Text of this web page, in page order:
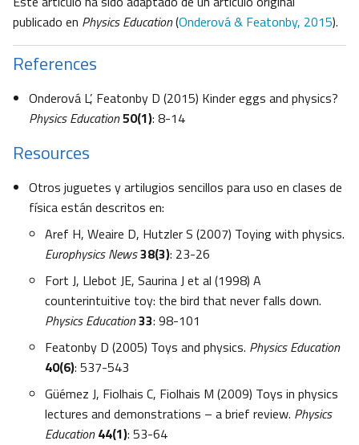
publicado en Physics Education(Onderová & Featonby, 2015).
References
Onderová L’, Featonby D (2015) Kinder eggs and physics?
Physics Education50(1): 8-14
Resources
Otros juguetes y artilugios sencillos para uso en clases de
física están descritos en:
Aref H, Weaire D, Hutzler S (2007) Toying with physics.
Europhysics News38(3): 23-26
Fort J, Llebot JE, Saurina J et al (1998) A
counterintuitive toy: the bird that never falls down.
Physics Education33: 98-101
Featonby D (2005) Toys and physics. Physics Education
40(6): 537-543
Güémez J, Fiolhais C, Fiolhais M (2009) Toys in physics
lectures and demonstrations – a brief review. Physics
Education 44(1): 53-64